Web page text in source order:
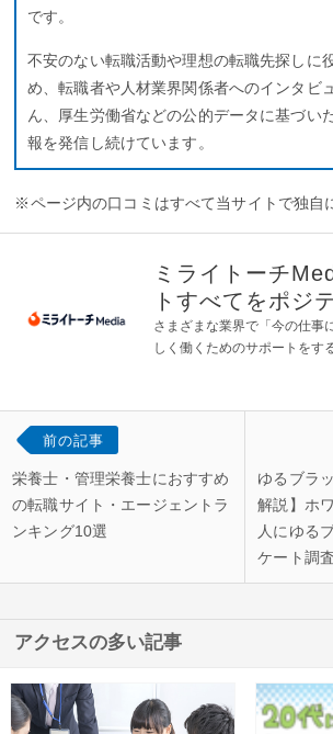
です。
不安のない転職活動や理想の転職先探しに
め、転職者や人材業界関係者へのインタビ
ん、厚生労働省などの公的データに基づい
報を発信し続けています。
※ページ内の口コミはすべて当サイトで独自
ミライトーチ
トすべてをポジ
さまざまな業界で「今の仕事
しく働くためのサポートをす
前の記事
栄養士・管理栄養士におすすめ
の転職サイト・エージェントラ
ンキング10選
ゆるブラ
解説】ホ
人にゆる
ケート調査
アクセスの多い記事